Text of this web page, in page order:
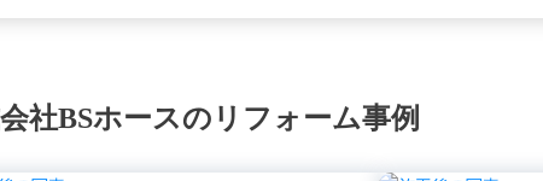
社BSホースのリフォーム事例